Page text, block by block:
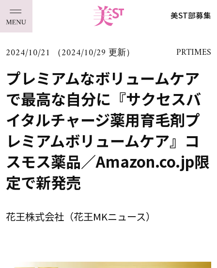
美ST部募集
2024/10/21 （2024/10/29 更新） PRTIMES
プレミアムなボリュームケア
で最高な自分に『サクセスバ
イタルチャージ薬用育毛剤プ
レミアムボリュームケア』コ
スモス薬品／Amazon.co.jp限
定で新発売
花王株式会社（花王MKニュース）